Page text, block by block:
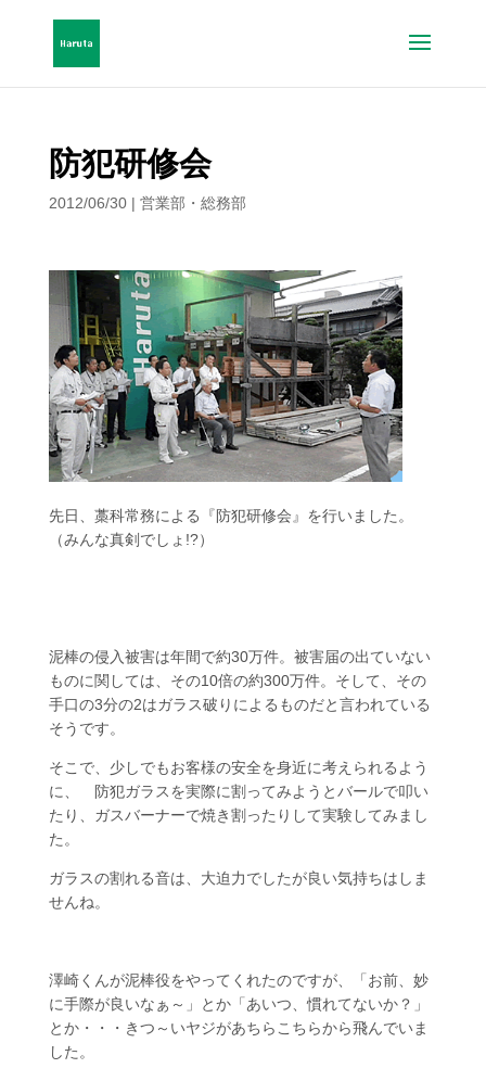
防犯研修会
2012/06/30| 営業部・総務部
先日、藁科常務による『防犯研修会』を行いました。
（みんな真剣でしょ!?）
泥棒の侵入被害は年間で約30万件。被害届の出ていない
ものに関しては、その10倍の約300万件。そして、その
手口の3分の2はガラス破りによるものだと言われている
そうです。
そこで、少しでもお客様の安全を身近に考えられるよう
に、 防犯ガラスを実際に割ってみようとバールで叩い
たり、ガスバーナーで焼き割ったりして実験してみまし
た。
ガラスの割れる音は、大迫力でしたが良い気持ちはしま
せんね。
澤崎くんが泥棒役をやってくれたのですが、「お前、妙
に手際が良いなぁ～」とか「あいつ、慣れてないか？」
とか・・・きつ～いヤジがあちらこちらから飛んでいま
した。